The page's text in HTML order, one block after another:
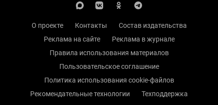
О проекте Контакты
Состав издательства
Реклама на сайте
Реклама в журнале
Правила использования материалов
Пользовательское соглашение
Политика использования cookie-файлов
Рекомендательные технологии
Техподдержка